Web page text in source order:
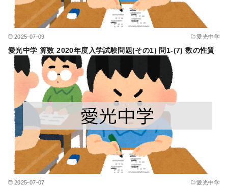
2025-07-09 愛光中学
愛光中学 算数 2020年度入学試験問題(その1) 問1-(7) 数の性質
2025-07-07 愛光中学